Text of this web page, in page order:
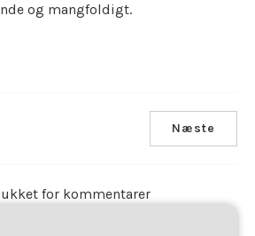
og mangfoldigt.
Næste
for kommentarer